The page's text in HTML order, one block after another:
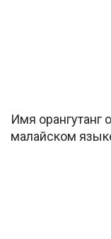
Имя орангутанг
малайском